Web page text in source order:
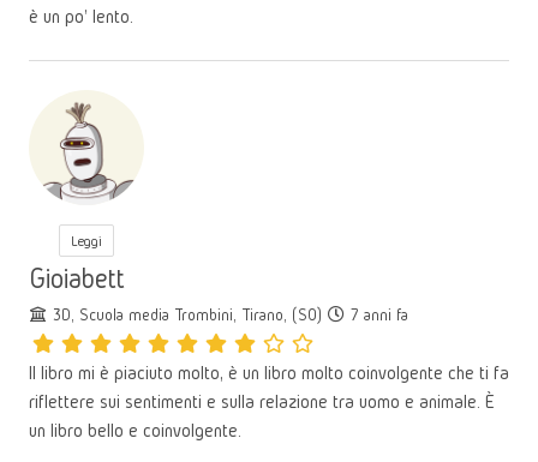
è un po' lento.
Leggi
Gioiabett
3D, Scuola media Trombini, Tirano, (SO) 7 anni fa
Il libro mi è piaciuto molto, è un libro molto coinvolgente che ti fa
riflettere sui sentimenti e sulla relazione tra uomo e animale. È
un libro bello e coinvolgente.